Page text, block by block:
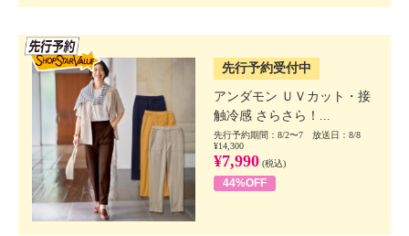
先行予約受付中
アンダモン ＵＶカット・接
触冷感 さらさら！...
先行予約期間：8/2〜7 放送日：8/8
¥14,300
¥7,990 (税込)
44%OFF